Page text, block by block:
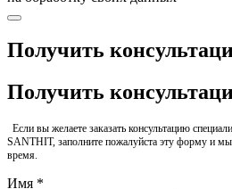
Получить
Получить
Если вы желаете заказать консультацию
SANTHIT, заполните пожалуйста эту форму и
время.
Имя *